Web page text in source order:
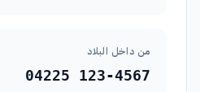
من داخل البلاد
04225 123-4567